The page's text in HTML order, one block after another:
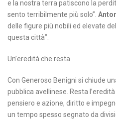
e la nostra terra patiscono la
sento terribilmente più solo”.
delle figure più nobili ed elevate
questa città”.
Un’eredità che resta
Con Generoso Benigni si chiude
pubblica avellinese. Resta
pensiero e azione, diritto e
un tempo spesso segnato da